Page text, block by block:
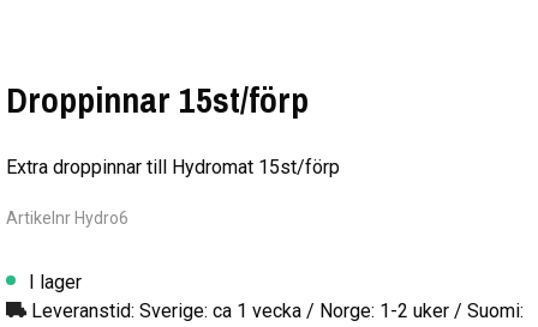
Droppinnar 15st/förp
Extra droppinnar till Hydromat 15st/förp
Artikelnr Hydro6
I lager
Leveranstid: Sverige: ca 1 vecka / Norge: 1-2 uker / Suomi: